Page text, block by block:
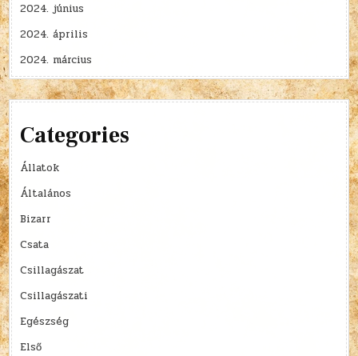
2024. június
2024. április
2024. március
Categories
Állatok
Általános
Bizarr
Csata
Csillagászat
Csillagászati
Egészség
Első